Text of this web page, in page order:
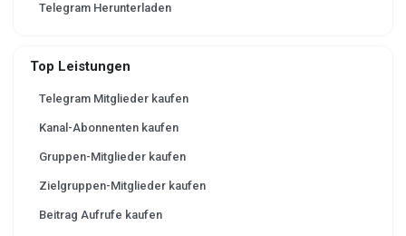
Telegram Herunterladen
Top Leistungen
Telegram Mitglieder kaufen
Kanal-Abonnenten kaufen
Gruppen-Mitglieder kaufen
Zielgruppen-Mitglieder kaufen
Beitrag Aufrufe kaufen